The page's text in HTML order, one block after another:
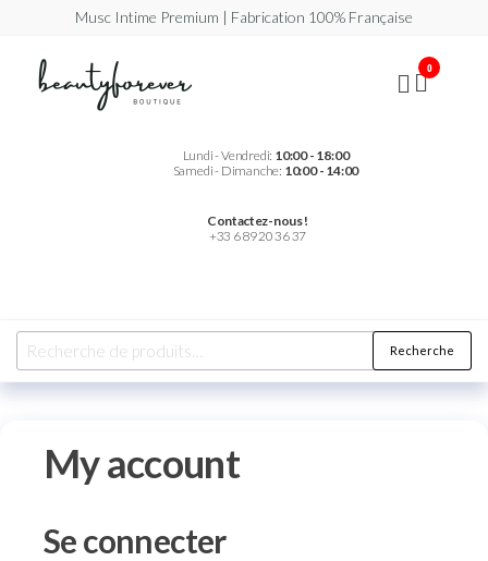
Musc Intime Premium | Fabrication 100% Française
Beautyforever
Lundi - Vendredi: 10:00 - 18:00
Samedi - Dimanche: 10:00 - 14:00
Contactez-nous !
+33 6 89 20 36 37
0
Recherche
My account
Se connecter